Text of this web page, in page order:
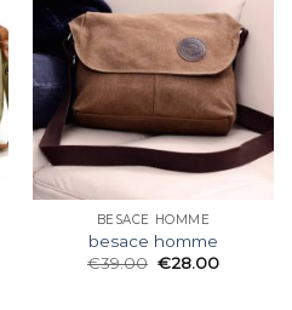
BESACE HOMME
besace homme
€39.00 €28.00